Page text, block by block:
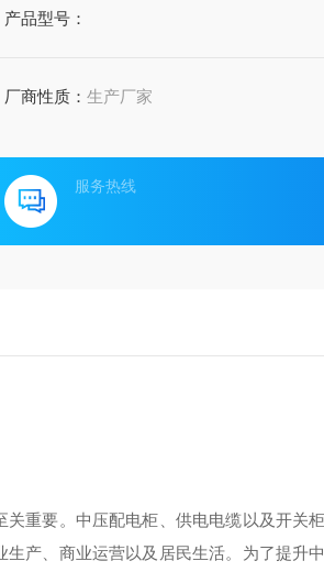
统的安全性和可靠性，我们推出了一套创
产品型号：
厂商性质：生产厂家
服务热线
重要。中压配电柜、供电电缆以及开关
产、商业运营以及居民生活。为了提升